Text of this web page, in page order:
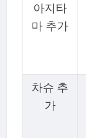
아지타
마 추가
차슈 추
가